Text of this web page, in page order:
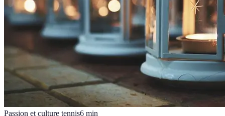
Passion et culture tennis6 min